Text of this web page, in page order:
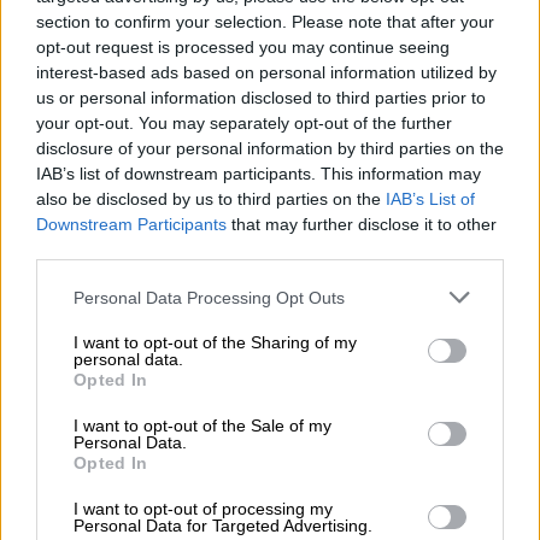
section to confirm your selection. Please note that after your
opt-out request is processed you may continue seeing
interest-based ads based on personal information utilized by
us or personal information disclosed to third parties prior to
your opt-out. You may separately opt-out of the further
disclosure of your personal information by third parties on the
IAB’s list of downstream participants. This information may
also be disclosed by us to third parties on the IAB’s List of
Downstream Participants that may further disclose it to other
Please note that this website/app uses one or more Google
not limited to your visit or usage behaviour. You may click to
grant or deny consent to Google and its third-party tags to
use your data for below specified purposes in below Google
consent section.
Personal Data Processing Opt Outs
I want to opt-out of the Sharing of my
personal data.
Opted In
I want to opt-out of the Sale of my
Personal Data.
Opted In
I want to opt-out of processing my
Personal Data for Targeted Advertising.
ρυτίδων.
Ο ρόλος των «μυών της θλίψης»
Ημεσόφρυος περιοχή του προσώπου,
δηλαδή το σημείο ανάμεσα στα φρύδια και
πάνω από τη μύτη, περιλαμβάνει τον
σφιγκτήρα μυ των φρυδιών και τον επιμήκη
αρνητικών συναισθημάτων, όπως η θλίψη, ο
θυμός και η απογοήτευση.
Μάλιστα, ο
χαρακτηρίσει αυτούς τους μύες ως
«μύες
της θλίψης», αναγνωρίζοντας τη στενή
προσώπου, όπως γράφει τοindy 100 .